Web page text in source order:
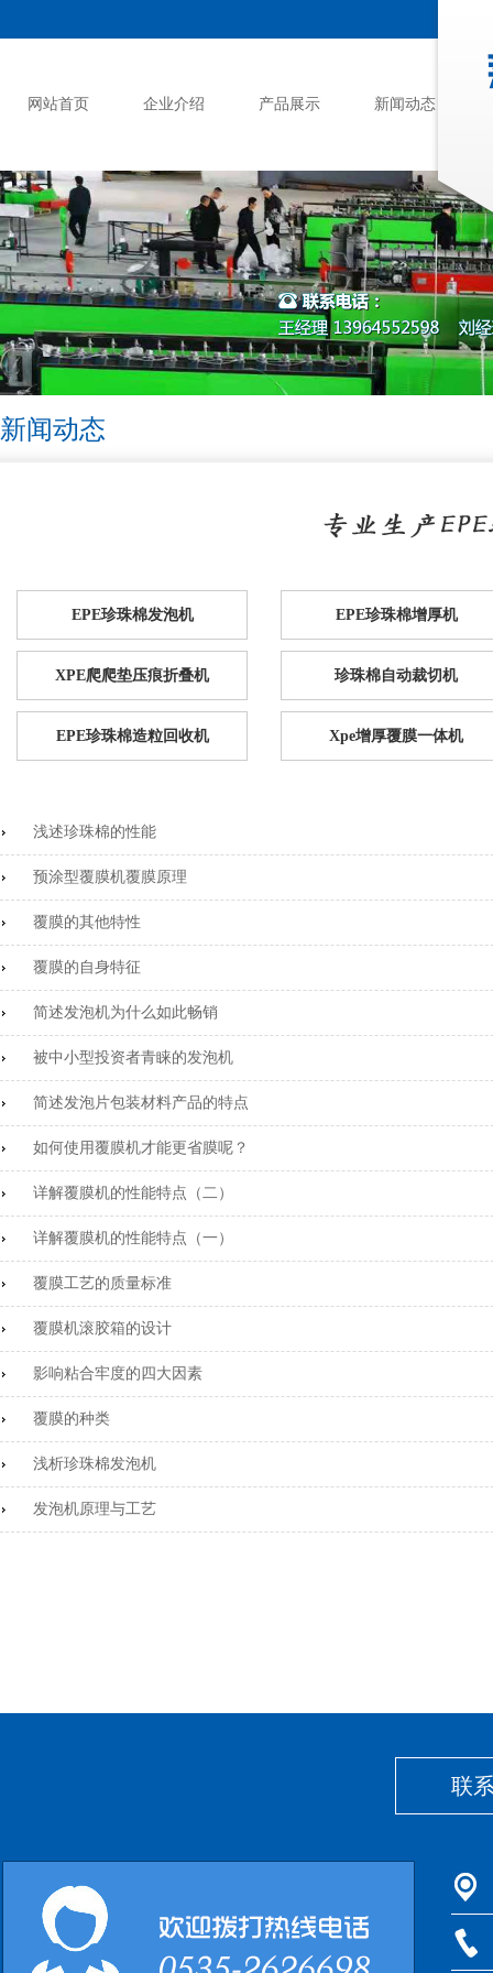
网站首页 企业介绍 产品展示 新闻动态
新闻动态
EPE珍珠棉发泡机 EPE珍珠棉增厚机
XPE爬爬垫压痕折叠机 珍珠棉自动裁切机
EPE珍珠棉造粒回收机 Xpe增厚覆膜一体机
浅述珍珠棉的性能
预涂型覆膜机覆膜原理
覆膜的其他特性
覆膜的自身特征
简述发泡机为什么如此畅销
被中小型投资者青睐的发泡机
简述发泡片包装材料产品的特点
如何使用覆膜机才能更省膜呢？
详解覆膜机的性能特点（二）
详解覆膜机的性能特点（一）
覆膜工艺的质量标准
覆膜机滚胶箱的设计
影响粘合牢度的四大因素
覆膜的种类
浅析珍珠棉发泡机
发泡机原理与工艺
联